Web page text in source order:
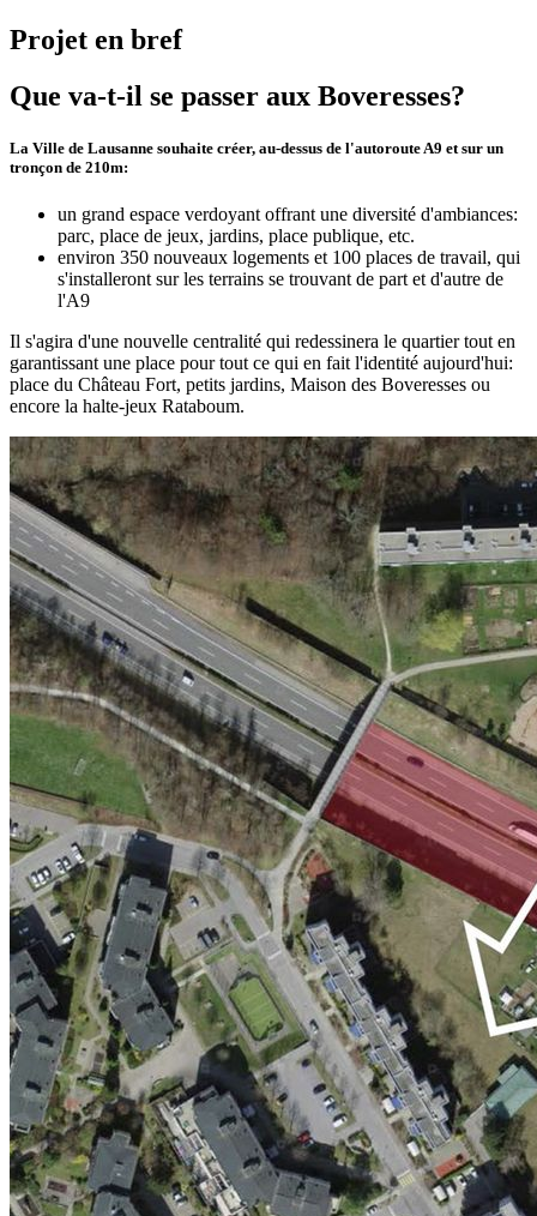
Projet en bref
Que va-t-il se passer aux Boveresses?
La Ville de Lausanne souhaite créer, au-dessus de l'autoroute A9 et sur un
tronçon de 210m:
un grand espace verdoyant offrant une diversité d'ambiances:
parc, place de jeux, jardins, place publique, etc.
environ 350 nouveaux logements et 100 places de travail, qui
s'installeront sur les terrains se trouvant de part et d'autre de
l'A9
Il s'agira d'une nouvelle centralité qui redessinera le quartier tout en
garantissant une place pour tout ce qui en fait l'identité aujourd'hui:
place du Château Fort, petits jardins, Maison des Boveresses ou
encore la halte-jeux Rataboum.